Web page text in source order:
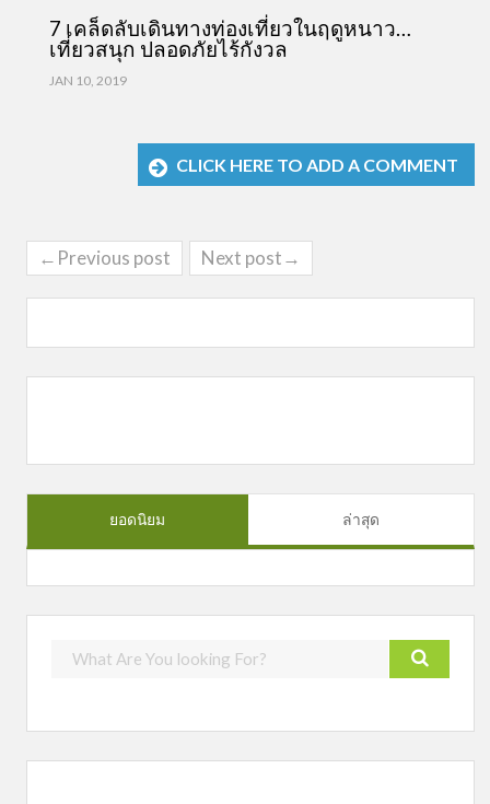
7 เคล็ดลับเดินทางท่องเที่ยวในฤดูหนาว…
เที่ยวสนุก ปลอดภัยไร้กังวล
JAN 10, 2019
CLICK HERE TO ADD A COMMENT
←Previous post Next post→
ยอดนิยม ล่าสุด